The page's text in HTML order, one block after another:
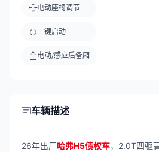
电动座椅调节
一键启动
电动/感应后备厢
车辆描述
26年出厂哈弗H5债权车，2.0T四驱